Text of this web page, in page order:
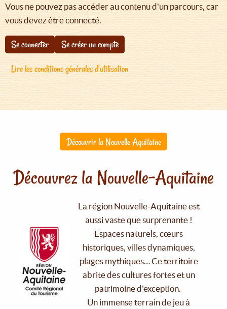
Vous ne pouvez pas accéder au contenu d'un parcours, car
vous devez être connecté.
Se connecter
Se créer un compte
Lire les conditions générales d'utilisation
Découvrir la Nouvelle Aquitaine
Découvrez la Nouvelle-Aquitaine
La région Nouvelle-Aquitaine est
aussi vaste que surprenante !
Espaces naturels, cœurs
historiques, villes dynamiques,
plages mythiques… Ce territoire
abrite des cultures fortes et un
patrimoine d'exception.
Un immense terrain de jeu à